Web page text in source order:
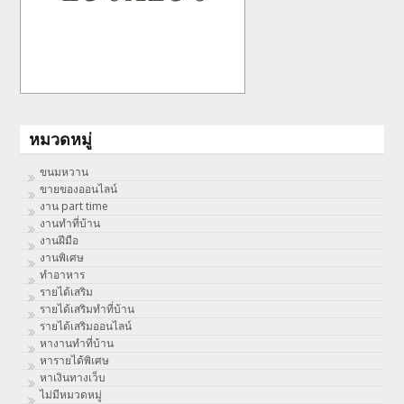
หมวดหมู่
ขนมหวาน
ขายของออนไลน์
งาน part time
งานทําที่บ้าน
งานฝีมือ
งานพิเศษ
ทําอาหาร
รายได้เสริม
รายได้เสริมทำที่บ้าน
รายได้เสริมออนไลน์
หางานทำที่บ้าน
หารายได้พิเศษ
หาเงินทางเว็บ
ไม่มีหมวดหมู่